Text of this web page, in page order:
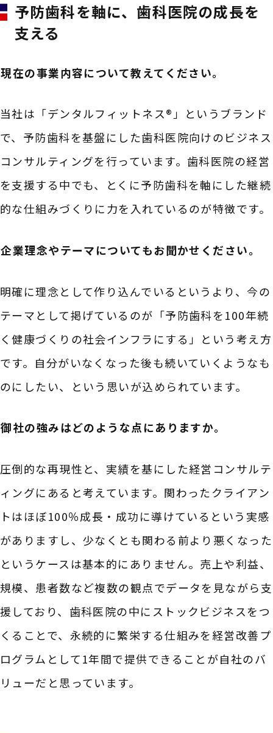
予防歯科を軸に、歯科医院の成長を
支える
――現在の事業内容について教えてください。
当社は「デンタルフィットネス®」というブランド
で、予防歯科を基盤にした歯科医院向けのビジネス
コンサルティングを行っています。歯科医院の経営
を支援する中でも、とくに予防歯科を軸にした継続
的な仕組みづくりに力を入れているのが特徴です。
――企業理念やテーマについてもお聞かせください。
明確に理念として作り込んでいるというより、今の
テーマとして掲げているのが「予防歯科を100年続
く健康づくりの社会インフラにする」という考え方
です。自分がいなくなった後も続いていくようなも
のにしたい、という思いが込められています。
――御社の強みはどのような点にありますか。
圧倒的な再現性と、実績を基にした経営コンサルテ
ィングにあると考えています。関わったクライアン
トはほぼ100％成長・成功に導けているという実感
がありますし、少なくとも関わる前より悪くなった
というケースは基本的にありません。売上や利益、
規模、患者数など複数の観点でデータを見ながら支
援しており、歯科医院の中にストックビジネスをつ
くることで、永続的に繁栄する仕組みを経営改善プ
ログラムとして1年間で提供できることが自社のバ
リューだと思っています。